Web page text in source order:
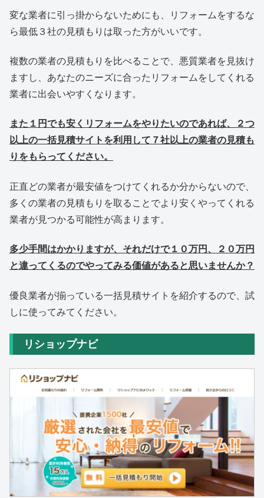
変な業者に引っ掛からないためにも、リフォームをするな
ら最低３社の見積もりは取った方がいいです。
複数の業者の見積もりを比べることで、悪質業者を見抜け
ますし、あなたのニーズに合ったリフォームをしてくれる
業者に出会いやすくなります。
また１円でも安くリフォームをやりたいのであれば、２つ
以上の一括見積サイトを利用して７社以上の業者の見積も
りをもらってください。
正直どの業者が最安値をつけてくれるか分からないので、
多くの業者の見積もりを取ることでより安くやってくれる
業者が見つかる可能性が高まります。
多少手間はかかりますが、それだけで１０万円、２０万円
と違ってくるのでやってみる価値があると思いませんか？
優良業者が揃っている一括見積サイトを紹介するので、試
しに使ってみてください。
リショップナビ